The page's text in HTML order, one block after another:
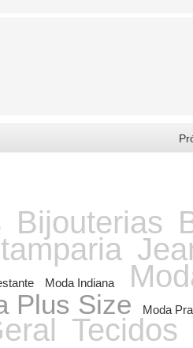
Bijouterias
Moda Indiana
Plus Size Moda
Tecidos